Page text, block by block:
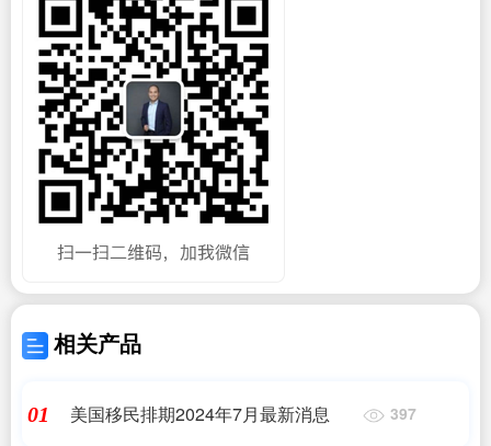
相关产品
01 美国移民排期2024年7月最新消息 397